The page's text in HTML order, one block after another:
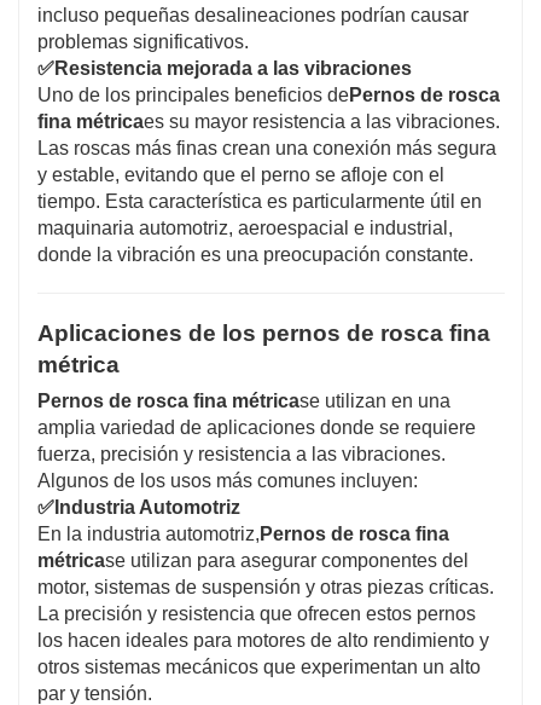
incluso pequeñas desalineaciones podrían causar
problemas significativos.
✅Resistencia mejorada a las vibraciones
Uno de los principales beneficios dePernos de rosca
fina métricaes su mayor resistencia a las vibraciones.
Las roscas más finas crean una conexión más segura
y estable, evitando que el perno se afloje con el
tiempo. Esta característica es particularmente útil en
maquinaria automotriz, aeroespacial e industrial,
donde la vibración es una preocupación constante.
Aplicaciones de los pernos de rosca fina
métrica
Pernos de rosca fina métricase utilizan en una
amplia variedad de aplicaciones donde se requiere
fuerza, precisión y resistencia a las vibraciones.
Algunos de los usos más comunes incluyen:
✅ Industria Automotriz
En la industria automotriz, Pernos de rosca fina
métricase utilizan para asegurar componentes del
motor, sistemas de suspensión y otras piezas críticas.
La precisión y resistencia que ofrecen estos pernos
los hacen ideales para motores de alto rendimiento y
otros sistemas mecánicos que experimentan un alto
par y tensión.